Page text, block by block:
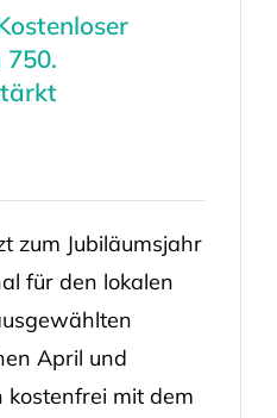
750.
zum Jubiläumsjahr
für den lokalen
April und
kostenfrei mit dem